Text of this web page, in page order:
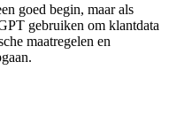
goed begin, maar als
gebruiken om klantdata
maatregelen en